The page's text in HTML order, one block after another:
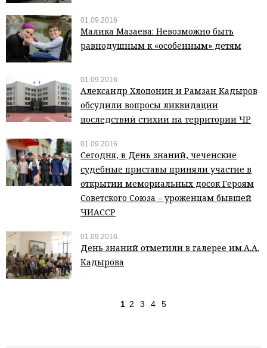
01.09.2016
Малика Мазаева: Невозможно быть
равнодушным к «особенным» детям
01.09.2016
Александр Хлопонин и Рамзан Кадыров
обсудили вопросы ликвидации
последствий стихии на территории ЧР
01.09.2016
Сегодня, в День знаний, чеченские
судебные приставы приняли участие в
открытии мемориальных досок Героям
Советского Союза – уроженцам бывшей
ЧИАССР
01.09.2016
День знаний отметили в галерее им.А.А.
Кадырова
1 2 3 4 5